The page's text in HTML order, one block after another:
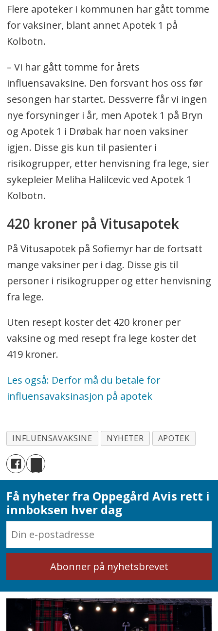
Flere apoteker i kommunen har gått tomme
for vaksiner, blant annet Apotek 1 på
Kolbotn.
– Vi har gått tomme for årets
influensavaksine. Den forsvant hos oss før
sesongen har startet. Dessverre får vi ingen
nye forsyninger i år, men Apotek 1 på Bryn
og Apotek 1 i Drøbak har noen vaksiner
igjen. Disse gis kun til pasienter i
risikogrupper, etter henvisning fra lege, sier
sykepleier Meliha Halilcevic ved Apotek 1
Kolbotn.
420 kroner på Vitusapotek
På Vitusapotek på Sofiemyr har de fortsatt
mange vaksiner per i dag. Disse gis til
personer i risikogrupper og etter henvisning
fra lege.
Uten resept koster det 420 kroner per
vaksine og med resept fra lege koster det
419 kroner.
Les også: Derfor må du betale for
influensavaksinasjon på apotek
INFLUENSAVAKSINE NYHETER APOTEK
Få nyheter fra Oppegård Avis rett i
innboksen hver dag